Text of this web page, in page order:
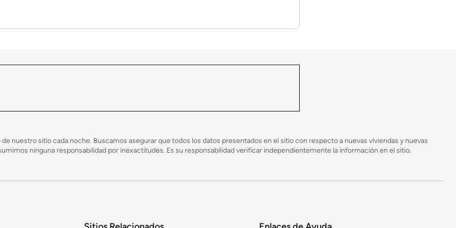
o con su pareja, o solo.
nuestro sitio cada noche. Buscamos asegurar que todos los datos presentados en el sitio con respecto a nuevas viviendas y nuevas
ninguna responsabilidad por inexactitudes. Es su responsabilidad verificar independientemente la información en el sitio.